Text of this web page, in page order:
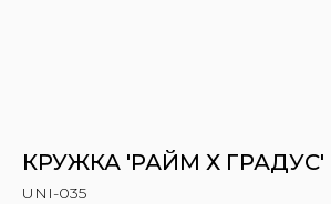
КРУЖКА 'РАЙМ Х ГРАДУС'
UNI-035